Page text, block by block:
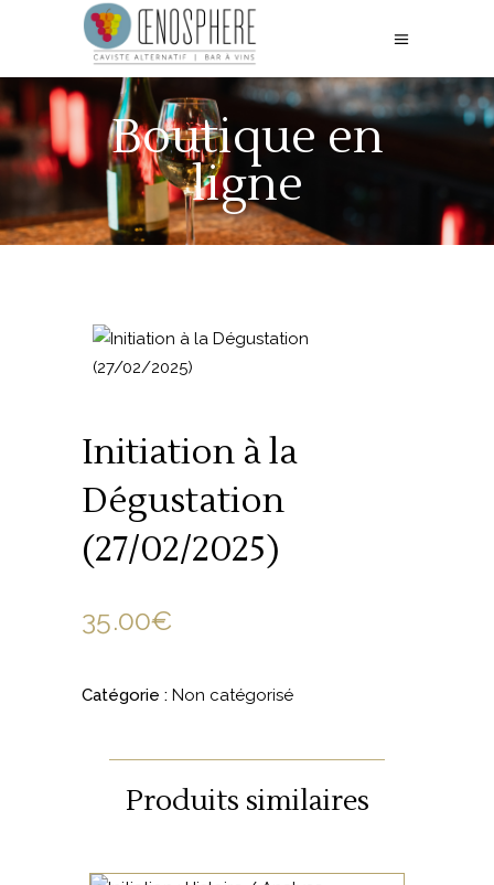
Boutique en
ligne
Initiation à la
Dégustation
(27/02/2025)
35.00€
Catégorie : Non catégorisé
Produits similaires